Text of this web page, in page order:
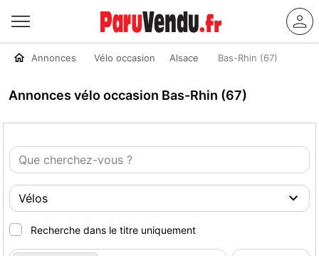
Annonces Vélo occasion Alsace Bas-Rhin (67)
Annonces vélo occasion Bas-Rhin (67)
Recherche dans le titre uniquement